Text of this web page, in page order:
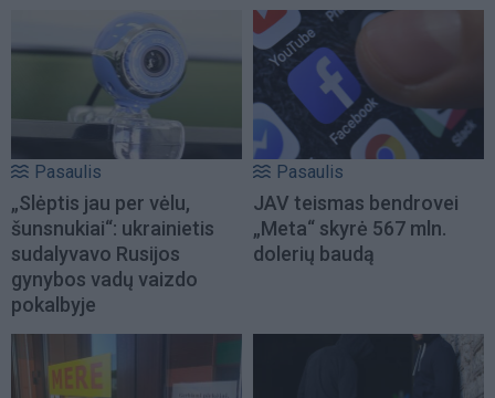
Pasaulis
„Slėptis jau per vėlu,
šunsnukiai“: ukrainietis
sudalyvavo Rusijos
gynybos vadų vaizdo
pokalbyje
Pasaulis
JAV teismas bendrovei
„Meta“ skyrė 567 mln.
dolerių baudą